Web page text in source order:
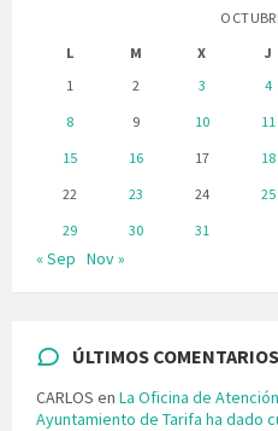
L
M X J
1
2 3 4
8
9 10 11
15
16 17 18
22
23 24 25
29
30 31
« Sep Nov »
ÚLTIMOS COMENTARIOS
CARLOS en La Oficina de
Ayuntamiento de Tarifa ha dado